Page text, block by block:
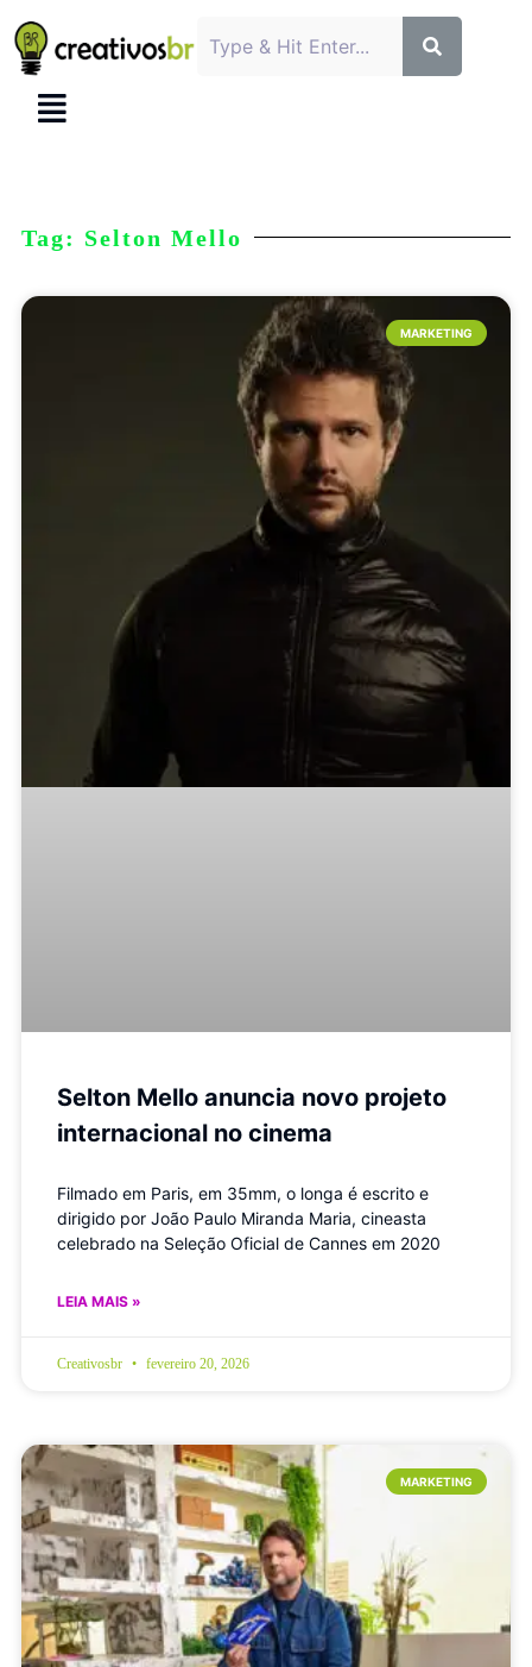
Tag: Selton Mello
MARKETING
Selton Mello anuncia novo projeto
internacional no cinema
Filmado em Paris, em 35mm, o longa é escrito e
dirigido por João Paulo Miranda Maria, cineasta
celebrado na Seleção Oficial de Cannes em 2020
LEIA MAIS »
Creativosbr fevereiro 20, 2026
MARKETING